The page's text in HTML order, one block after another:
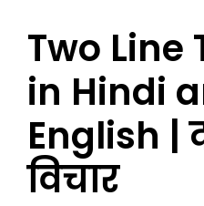
Two Line
in Hindi
English |
विचार